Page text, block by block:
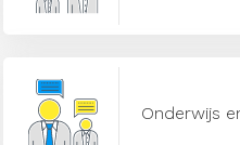
Onderwijs